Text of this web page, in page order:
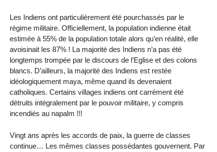
Les Indiens ont particulièrement été pourchassés par le
régime militaire. Officiellement, la population indienne était
estimée à 55% de la population totale alors qu’en réalité, elle
avoisinait les 87% ! La majorité des Indiens n’a pas été
longtemps trompée par le discours de l’Eglise et des colons
blancs. D’ailleurs, la majorité des Indiens est restée
idéologiquement maya, même quand ils devenaient
catholiques. Certains villages indiens ont carrément été
détruits intégralement par le pouvoir militaire, y compris
incendiés au napalm !!!
Vingt ans après les accords de paix, la guerre de classes
continue… Les mêmes classes possédantes gouvernent. Par